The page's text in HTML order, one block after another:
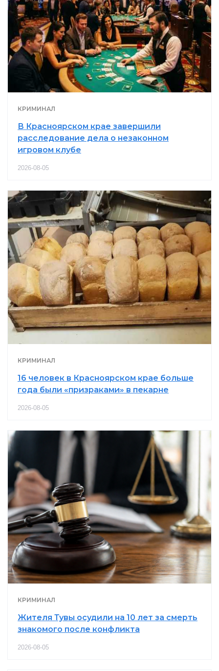
КРИМИНАЛ
В Красноярском крае завершили
расследование дела о незаконном
игровом клубе
2026-08-05
КРИМИНАЛ
16 человек в Красноярском крае больше
года были «призраками» в пекарне
2026-08-05
КРИМИНАЛ
Жителя Тувы осудили на 10 лет за смерть
знакомого после конфликта
2026-08-05